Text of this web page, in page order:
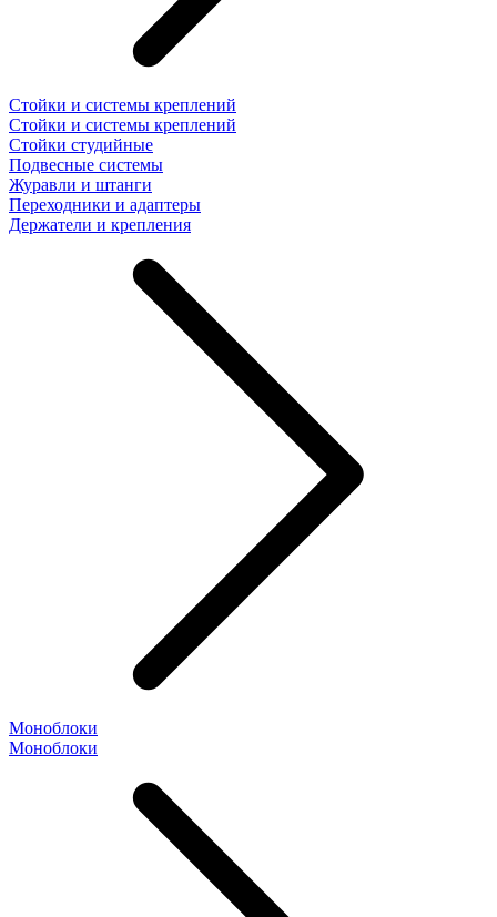
Стойки и системы креплений
Стойки и системы креплений
Стойки студийные
Подвесные системы
Журавли и штанги
Переходники и адаптеры
Держатели и крепления
Моноблоки
Моноблоки